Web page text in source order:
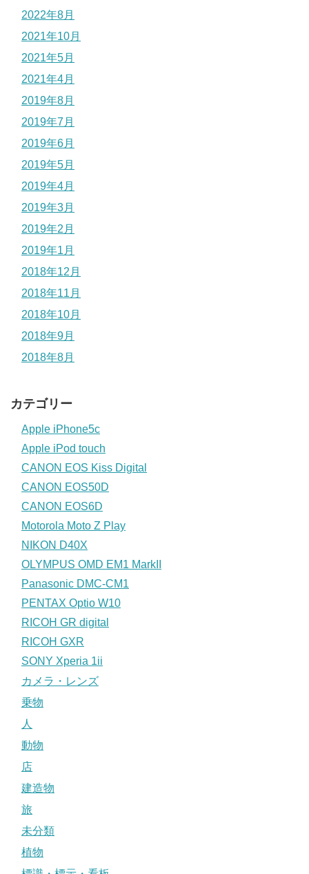
2022年8月
2021年10月
2021年5月
2021年4月
2019年8月
2019年7月
2019年6月
2019年5月
2019年4月
2019年3月
2019年2月
2019年1月
2018年12月
2018年11月
2018年10月
2018年9月
2018年8月
カテゴリー
Apple iPhone5c
Apple iPod touch
CANON EOS Kiss Digital
CANON EOS50D
CANON EOS6D
Motorola Moto Z Play
NIKON D40X
OLYMPUS OMD EM1 MarkII
Panasonic DMC-CM1
PENTAX Optio W10
RICOH GR digital
RICOH GXR
SONY Xperia 1ii
カメラ・レンズ
乗物
人
動物
店
建造物
旅
未分類
植物